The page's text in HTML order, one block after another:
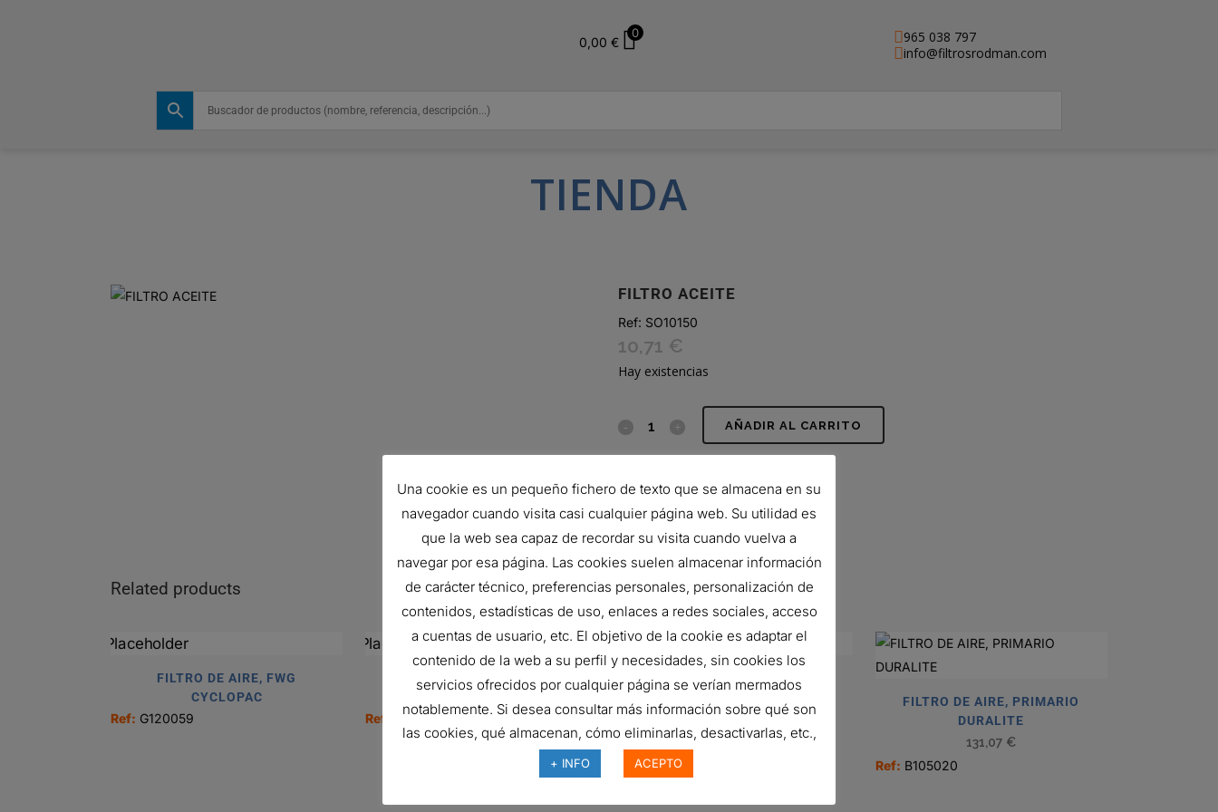
965 038 797
info@filtrosrodman.com
0,00 €
0
TIENDA
FILTRO ACEITE
Ref: SO10150
10,71 €
Hay existencias
FILTRO
ACEITE
quantity
AÑADIR AL CARRITO
CATEGORÍA:
Related products
FILTRO DE AIRE, FWG
CYCLOPAC
Ref: G120059
FILTRO DE AIRE, EPG
Ref: G150144
FILTRO DE AIRE, FHG
Ref: G140323
FILTRO DE AIRE, PRIMARIO
DURALITE
131,07 €
Ref: B105020
Una cookie es un pequeño fichero de texto que se almacena en su
navegador cuando visita casi cualquier página web. Su utilidad es
que la web sea capaz de recordar su visita cuando vuelva a
navegar por esa página. Las cookies suelen almacenar información
de carácter técnico, preferencias personales, personalización de
contenidos, estadísticas de uso, enlaces a redes sociales, acceso
a cuentas de usuario, etc. El objetivo de la cookie es adaptar el
contenido de la web a su perfil y necesidades, sin cookies los
servicios ofrecidos por cualquier página se verían mermados
notablemente. Si desea consultar más información sobre qué son
las cookies, qué almacenan, cómo eliminarlas, desactivarlas, etc.,
+ INFO ACEPTO